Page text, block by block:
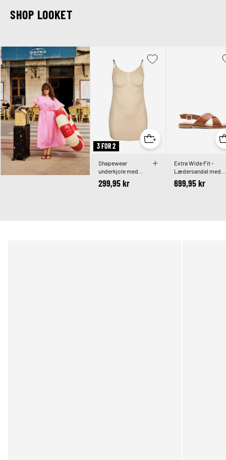
SHOP LOOKET
3 FOR 2
Shapewear
underkjole med
tynde stropper
299,95 kr
Extra Wide Fit -
Lædersandal med
krydsremme
699,95 kr